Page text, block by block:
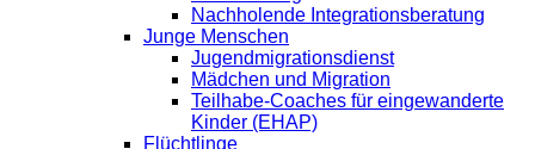
Nachholende Integrationsberatung
Junge Menschen
Jugendmigrationsdienst
Mädchen und Migration
Teilhabe-Coaches für eingewanderte
Kinder (EHAP)
Flüchtlinge